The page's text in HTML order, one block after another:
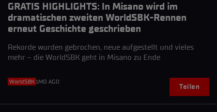
GRATIS HIGHLIGHTS: In Misano wird im
dramatischen zweiten WorldSBK-Rennen
erneut Geschichte geschrieben
Rekorde wurden gebrochen, neue aufgestellt und vieles
mehr – die WorldSBK geht in Misano zu Ende
WorldSBK 1MO AGO
Teilen